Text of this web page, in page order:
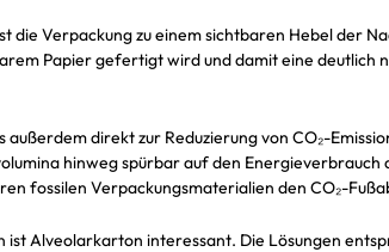
die Verpackung zu einem sichtbaren Hebel der
Papier gefertigt wird und damit eine deutlich
außerdem direkt zur Reduzierung von CO₂-
hinweg spürbar auf den
fossilen Verpackungsmaterialien den CO₂-
ist Alveolarkarton interessant. Die Lösungen